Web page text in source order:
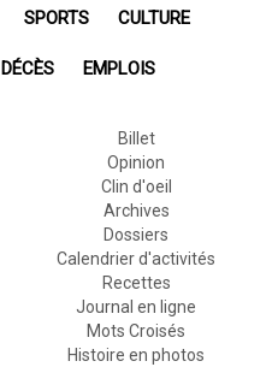
SPORTS CULTURE
DÉCÈS EMPLOIS
Billet
Opinion
Clin d'oeil
Archives
Dossiers
Calendrier d'activités
Recettes
Journal en ligne
Mots Croisés
Histoire en photos